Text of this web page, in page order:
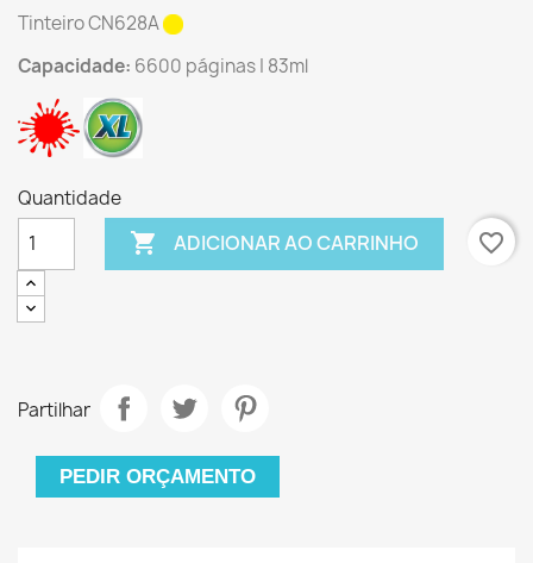
Tinteiro CN628A
Capacidade: 6600 páginas | 83ml
Quantidade
 ADICIONAR AO CARRINHO favorite_border
Partilhar
PEDIR ORÇAMENTO